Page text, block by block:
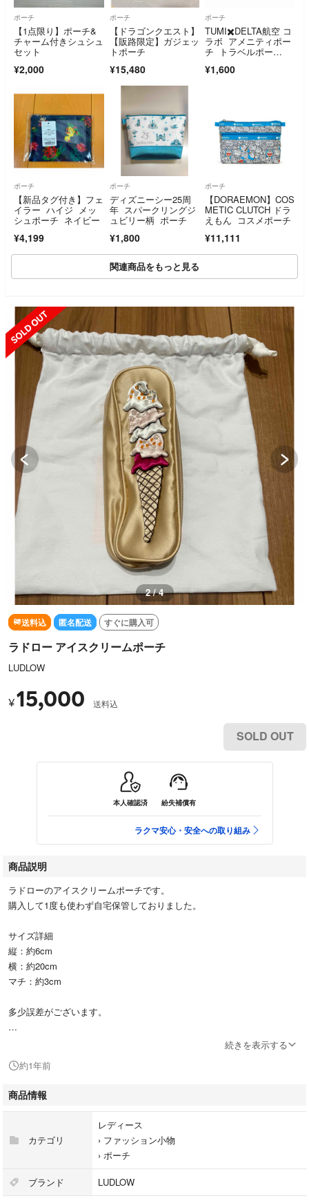
ポーチ
【1点限り】ポーチ&
チャーム付きシュシュ
セット
¥2,000
ポーチ
【ドラゴンクエスト】
【販路限定】ガジェッ
トポーチ
¥15,480
ポーチ
TUMI✖️DELTA航空 コ
ラボ アメニティポー
チ トラベルポー
¥1,600
ポーチ
【新品タグ付き】フェ
イラー ハイジ メッ
シュポーチ ネイビー
¥4,199
ポーチ
ディズニーシー25周
年 スパークリングジ
ュビリー柄 ポーチ
¥1,800
ポーチ
【DORAEMON】COS
METIC CLUTCH ドラ
えもん コスメポーチ
¥11,111
関連商品をもっと見る
SOLD OUT
2 / 4
送料込 匿名配送 すぐに購入可
ラドロー アイスクリームポーチ
LUDLOW
¥15,000 送料込
SOLD OUT
本人確認済 紛失補償有
ラクマ安心・安全への取り組み
商品説明
ラドローのアイスクリームポーチです。
購入して1度も使わず自宅保管しておりました。
サイズ詳細
縦：約6cm
横：約20cm
マチ：約3cm
多少誤差がございます。
裏地：ナイロン100％
モチーフ：シルク100％
ポリエステル100％
原産国
注意事項
続きを表示する
約1年前
商品情報
カテゴリ
レディース
› ファッション小物
› ポーチ
ブランド LUDLOW